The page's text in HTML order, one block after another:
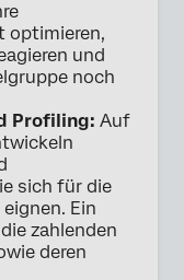
optimieren,
und
noch
Profiling: Auf
sich für die
Ein
zahlenden
deren